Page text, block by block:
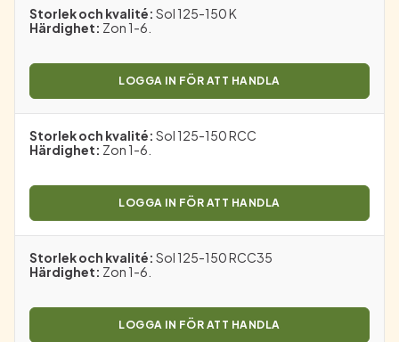
Storlek och kvalité: Sol 125-150 K
Härdighet: Zon 1-6.
LOGGA IN FÖR ATT HANDLA
Storlek och kvalité: Sol 125-150 RCC
Härdighet: Zon 1-6.
LOGGA IN FÖR ATT HANDLA
Storlek och kvalité: Sol 125-150 RCC35
Härdighet: Zon 1-6.
LOGGA IN FÖR ATT HANDLA